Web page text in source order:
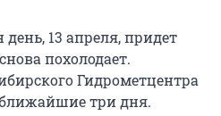
13 апреля, придет
похолодает.
Гидрометцентра
три дня.